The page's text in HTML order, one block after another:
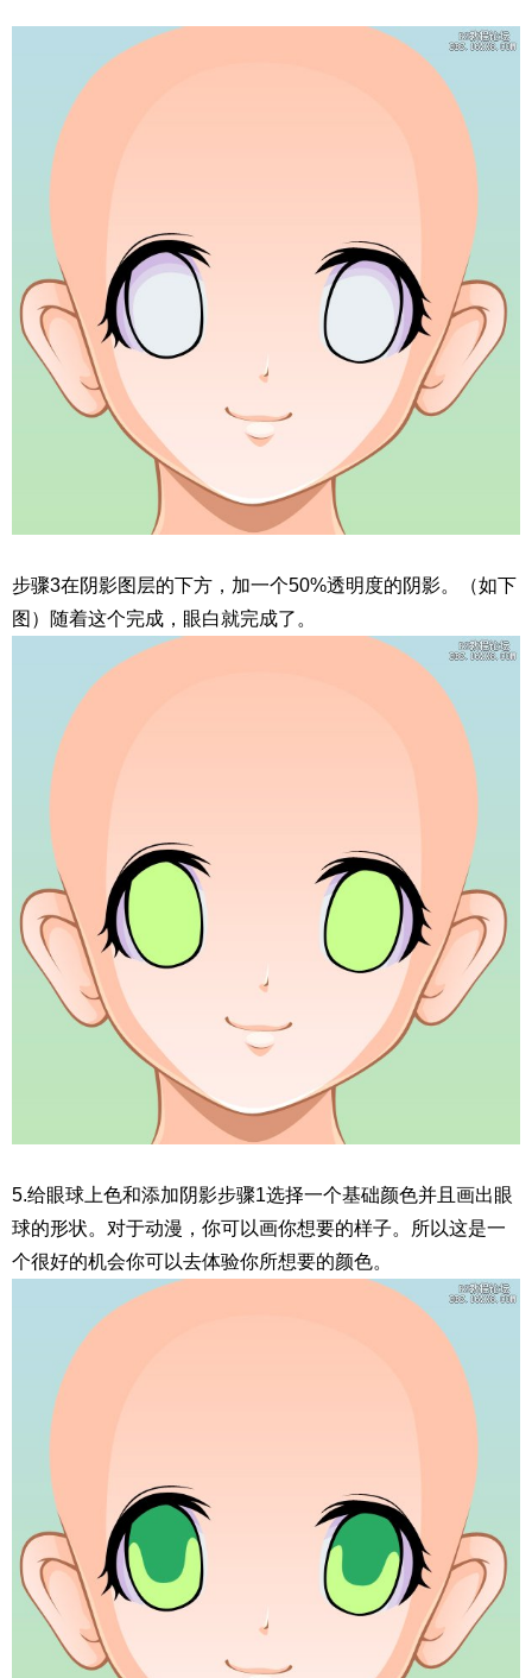
步骤3在阴影图层的下方，加一个50%透明度的阴影。（如下
图）随着这个完成，眼白就完成了。
5.给眼球上色和添加阴影步骤1选择一个基础颜色并且画出眼
球的形状。对于动漫，你可以画你想要的样子。所以这是一
个很好的机会你可以去体验你所想要的颜色。